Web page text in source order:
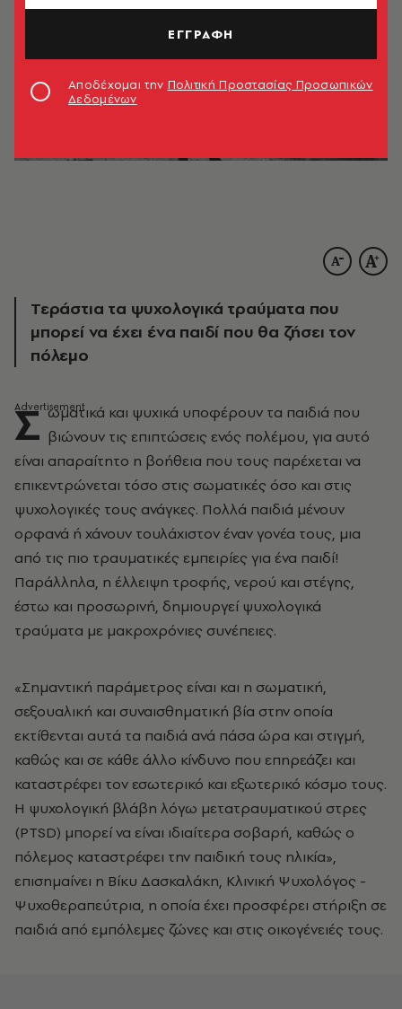
Τεράστια τα ψυχολογικά τραύματα που
μπορεί να έχει ένα παιδί που θα ζήσει τον
πόλεμο
Σ ωματικά και ψυχικά υποφέρουν τα παιδιά που
βιώνουν τις επιπτώσεις ενός πολέμου, για αυτό
είναι απαραίτητο η βοήθεια που τους παρέχεται να
επικεντρώνεται τόσο στις σωματικές όσο και στις
ψυχολογικές τους ανάγκες. Πολλά παιδιά μένουν
ορφανά ή χάνουν τουλάχιστον έναν γονέα τους, μια
από τις πιο τραυματικές εμπειρίες για ένα παιδί!
Παράλληλα, η έλλειψη τροφής, νερού και στέγης,
έστω και προσωρινή, δημιουργεί ψυχολογικά
τραύματα με μακροχρόνιες συνέπειες.
«Σημαντική παράμετρος είναι και η σωματική,
σεξουαλική και συναισθηματική βία στην οποία
εκτίθενται αυτά τα παιδιά ανά πάσα ώρα και στιγμή,
καθώς και σε κάθε άλλο κίνδυνο που επηρεάζει και
καταστρέφει τον εσωτερικό και εξωτερικό κόσμο τους.
Η ψυχολογική βλάβη λόγω μετατραυματικού στρες
(PTSD) μπορεί να είναι ιδιαίτερα σοβαρή, καθώς ο
πόλεμος καταστρέφει την παιδική τους ηλικία»,
επισημαίνει η Βίκυ Δασκαλάκη, Κλινική Ψυχολόγος -
Ψυχοθεραπεύτρια, η οποία έχει προσφέρει στήριξη σε
παιδιά από εμπόλεμες ζώνες και στις οικογένειές τους.
ΕΓΓΡΑΦΗ
Αποδέχομαι την Πολιτική Προστασίας Προσωπικών
Δεδομένων